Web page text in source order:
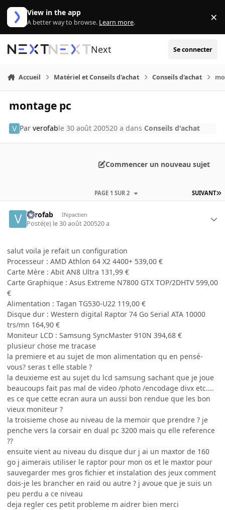
Aller au contenu
View in the app
A better way to browse. Learn more. ×
Next Se connecter
Accueil Matériel et Conseils d'achat Conseils d'achat
montage pc
Parverofable 30 août 200520 a dans Conseils d'achat
Commencer un nouveau sujet
SUIVANT
PAGE 1 SUR 2
verofab INpactien
Posté(e) le 30 août 200520 a
salut voila je refait un configuration
Processeur : AMD Athlon 64 X2 4400+ 539,00 €
Carte Mère : Abit AN8 Ultra 131,99 €
Carte Graphique : Asus Extreme N7800 GTX TOP/2DHTV 599,00
€
Alimentation : Tagan TG530-U22 119,00 €
Disque dur : Western digital Raptor 74 Go Serial ATA 10000
trs/mn 164,90 €
Moniteur LCD : Samsung SyncMaster 910N 394,68 €
plusieur chose me tracase
la premiere et au sujet de mon alimentation qu en pensé-
vous? seras t elle stable ?
la deuxieme est au sujet du lcd samsung sachant que je joue
beaucoups fait pas mal de video /photo /encodage divx etc....
es ce que cette ecran aura un aussi bon rendue que les bon
vieux moniteur ?
la troisieme chose au niveau de la memoir que prendre ? je
penche vers la corsair en dual pc 3200 mais qu elle reference
??
ensuite vient au niveau du disque dur j ai un maxtor de 160
go j aimerais utiliser le raptor pour mon os et le maxtor pour
sauvegarder mes gros fichier et instalation des jeux comment
dois-je les brancher en raid ou autre ? j avoue que je suis un
peu perdu a ce niveau
deja regler ces petit probleme m aidrer bien merci